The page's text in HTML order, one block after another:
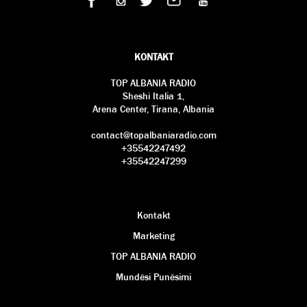
KONTAKT
TOP ALBANIA RADIO
Sheshi Italia 1,
Arena Center, Tirana, Albania
contact@topalbaniaradio.com
+35542247492
+35542247299
Kontakt
Marketing
TOP ALBANIA RADIO
Mundësi Punësimi